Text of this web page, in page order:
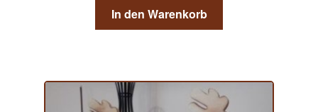
In den Warenkorb